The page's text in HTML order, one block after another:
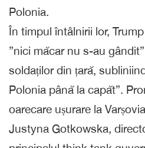
Polonia.
În timpul întâlnirii lor,
”nici măcar nu s-au
soldaților din țară,
Polonia până la capăt”.
oarecare ușurare la
Justyna Gotkowska,